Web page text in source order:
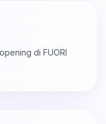
di FUORI